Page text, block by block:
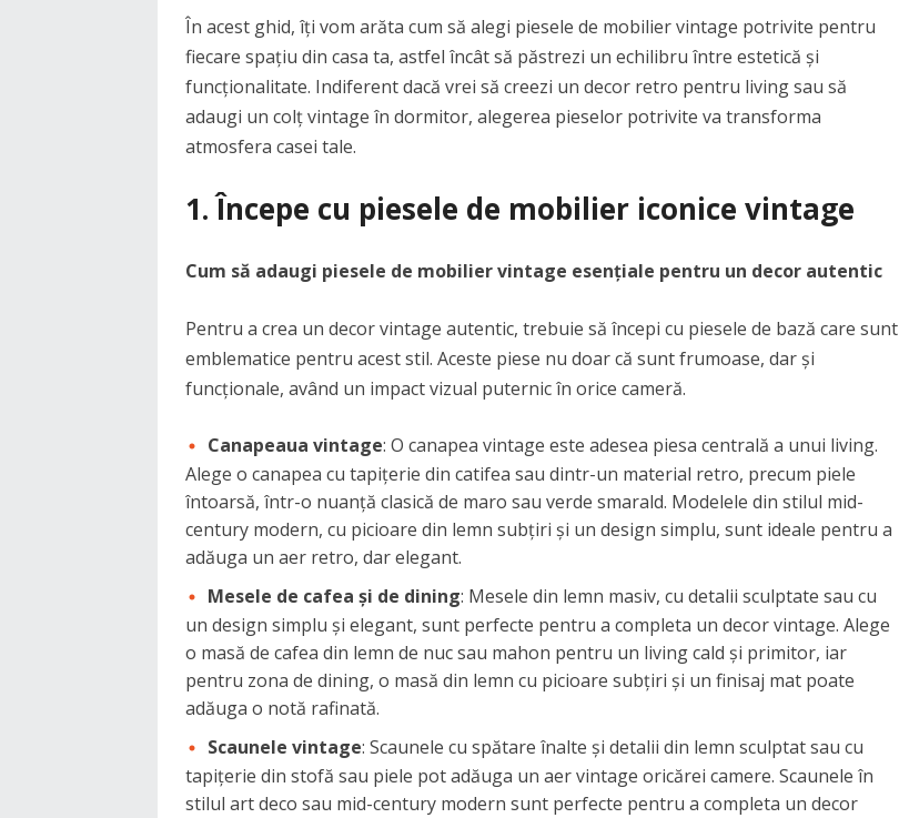
În acest ghid, îți vom arăta cum să alegi piesele de mobilier vintage potrivite pentru
fiecare spațiu din casa ta, astfel încât să păstrezi un echilibru între estetică și
funcționalitate. Indiferent dacă vrei să creezi un decor retro pentru living sau să
adaugi un colț vintage în dormitor, alegerea pieselor potrivite va transforma
atmosfera casei tale.
1. Începe cu piesele de mobilier iconice vintage
Cum să adaugi piesele de mobilier vintage esențiale pentru un decor autentic
Pentru a crea un decor vintage autentic, trebuie să începi cu piesele de bază care sunt
emblematice pentru acest stil. Aceste piese nu doar că sunt frumoase, dar și
funcționale, având un impact vizual puternic în orice cameră.
Canapeaua vintage: O canapea vintage este adesea piesa centrală a unui living.
Alege o canapea cu tapițerie din catifea sau dintr-un material retro, precum piele
întoarsă, într-o nuanță clasică de maro sau verde smarald. Modelele din stilul mid-
century modern, cu picioare din lemn subțiri și un design simplu, sunt ideale pentru a
adăuga un aer retro, dar elegant.
Mesele de cafea și de dining: Mesele din lemn masiv, cu detalii sculptate sau cu
un design simplu și elegant, sunt perfecte pentru a completa un decor vintage. Alege
o masă de cafea din lemn de nuc sau mahon pentru un living cald și primitor, iar
pentru zona de dining, o masă din lemn cu picioare subțiri și un finisaj mat poate
adăuga o notă rafinată.
Scaunele vintage: Scaunele cu spătare înalte și detalii din lemn sculptat sau cu
tapițerie din stofă sau piele pot adăuga un aer vintage oricărei camere. Scaunele în
stilul art deco sau mid-century modern sunt perfecte pentru a completa un decor